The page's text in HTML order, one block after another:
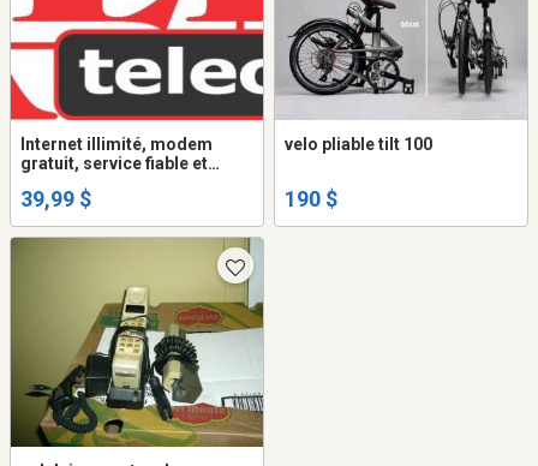
Internet illimité, modem
gratuit, service fiable et
39,99 $
velo pliable tilt 100
190 $